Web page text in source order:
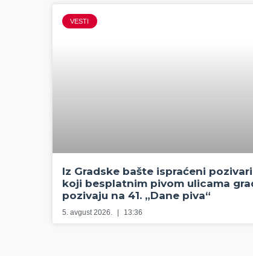
VESTI
Iz Gradske bašte ispraćeni pozivari
koji besplatnim pivom ulicama
pozivaju na 41. „Dane piva“
5. avgust 2026. 13:36